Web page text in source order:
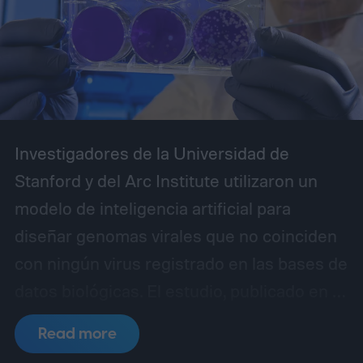
especialmente sólido en Windows.
Investigadores de la Universidad de
Stanford y del Arc Institute utilizaron un
modelo de inteligencia artificial para
diseñar genomas virales que no coinciden
revista Science, demostró que 16 de las
secuencias creadas por el sistema
Read more